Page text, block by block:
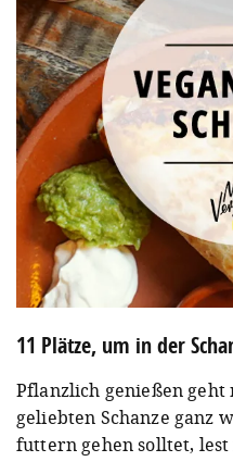
11 Plätze, um in der
Pflanzlich genießen
geliebten Schanze ganz
futtern gehen solltet,